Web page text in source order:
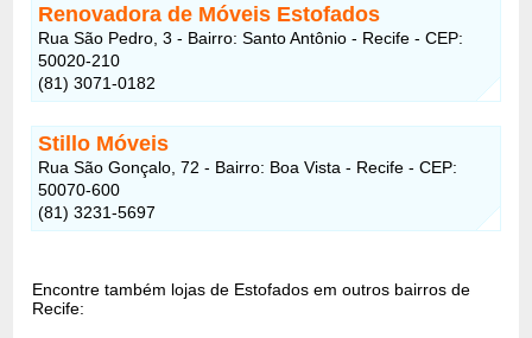
Renovadora de Móveis Estofados
Rua São Pedro, 3 - Bairro: Santo Antônio - Recife - CEP:
50020-210
(81) 3071-0182
Stillo Móveis
Rua São Gonçalo, 72 - Bairro: Boa Vista - Recife - CEP:
50070-600
(81) 3231-5697
Encontre também lojas de Estofados em outros bairros de
Recife: